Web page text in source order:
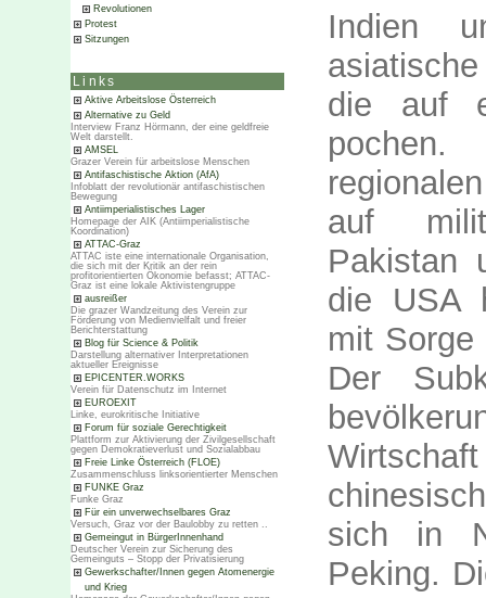
Revolutionen
Protest
Sitzungen
Links
Aktive Arbeitslose Österreich
Alternative zu Geld
Interview Franz Hörmann, der eine geldfreie
Welt darstellt.
AMSEL
Grazer Verein für arbeitslose Menschen
Antifaschistische Aktion (AfA)
Infoblatt der revolutionär antifaschistischen
Bewegung
Antiimperialistisches Lager
Homepage der AIK (Antiimperialistische
Koordination)
ATTAC-Graz
ATTAC iste eine internationale Organisation,
die sich mit der Kritik an der rein
profitorientierten Ökonomie befasst; ATTAC-
Graz ist eine lokale Aktivistengruppe
ausreißer
Die grazer Wandzeitung des Verein zur
Förderung von Medienvielfalt und freier
Berichterstattung
Blog für Science & Politik
Darstellung alternativer Interpretationen
aktueller Ereignisse
EPICENTER.WORKS
Verein für Datenschutz im Internet
EUROEXIT
Linke, eurokritische Initiative
Forum für soziale Gerechtigkeit
Plattform zur Aktivierung der Zivilgesellschaft
gegen Demokratieverlust und Sozialabbau
Freie Linke Österreich (FLOE)
Zusammenschluss linksorientierter Menschen
FUNKE Graz
Funke Graz
Für ein unverwechselbares Graz
Versuch, Graz vor der Baulobby zu retten ..
Gemeingut in BürgerInnenhand
Deutscher Verein zur Sicherung des
Gemeinguts – Stopp der Privatisierung
Gewerkschafter/Innen gegen Atomenergie
und Krieg
Indien
die auf
auf
Pakistan
die USA
mit
Der
sich in
Peking.